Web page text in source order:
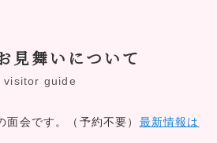
見舞いについて
visitor guide
会です。（予約不要） 最新情報は